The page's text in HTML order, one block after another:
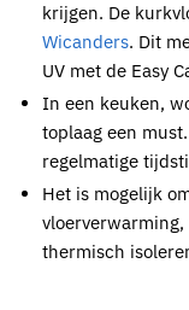
krijgen. De
Wicanders. Dit
UV met de Easy
In een keuken,
toplaag een
regelmatige
Het is mogelijk
thermisch